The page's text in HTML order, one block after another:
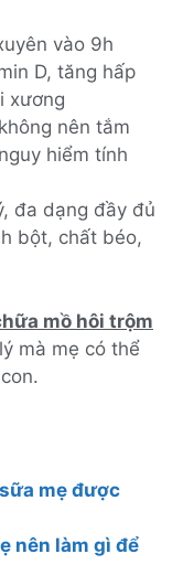
vào 9h
D, tăng hấp
xương
nên tắm
hiểm tính
đa dạng đầy đủ
bột, chất béo,
mồ hôi trộm
mà mẹ có thể
mẹ được
nên làm gì để